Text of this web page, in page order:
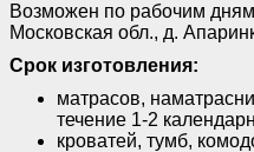
Возможен по рабочим дням
Московская обл., д.
Срок изготовления:
матрасов,
течение 1-2
кроватей, тумб,